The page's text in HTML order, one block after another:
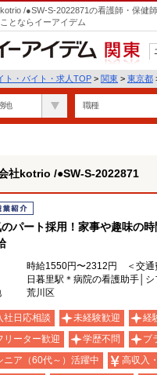
/●SW-S-2022871の看護師・保健
とならイーアイデム
関東
ト・バイト・求人TOP > 関東 > 東京都
地 職種
社kotrio /●SW-S-2022871
介パート採用！家事や趣味の
時給1550円〜2312円 ＜交通
日暮里駅＊病院の看護助手│
荒川区
社日応相談 未経験歓迎 経
リーター歓迎
学歴不問 ブ
ニア（60代～）活躍中
高収入